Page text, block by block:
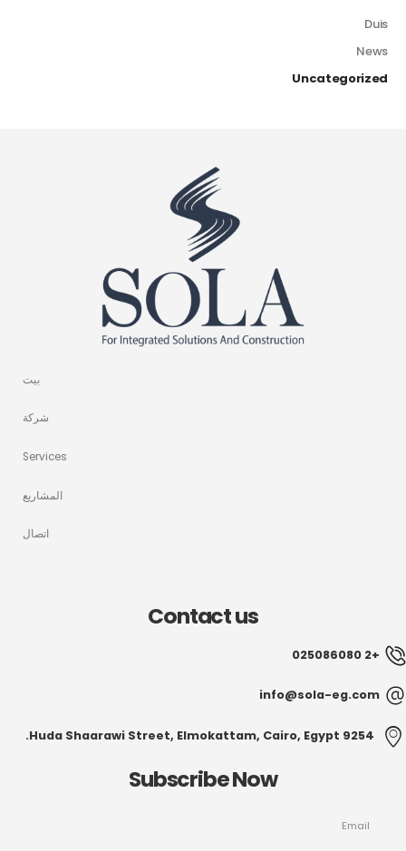
Duis
News
Uncategorized
بيت
شركة
Services
المشاريع
اتصال
Contact us
+2 025086080
info@sola-eg.com
9254 Huda Shaarawi Street, Elmokattam, Cairo, Egypt.
Subscribe Now
Email